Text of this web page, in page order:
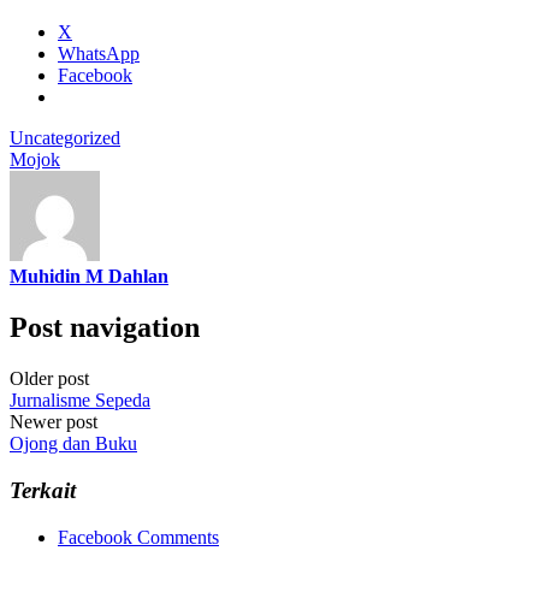
X
WhatsApp
Facebook
Uncategorized
Mojok
Muhidin M Dahlan
Post navigation
Older post
Jurnalisme Sepeda
Newer post
Ojong dan Buku
Terkait
Facebook Comments